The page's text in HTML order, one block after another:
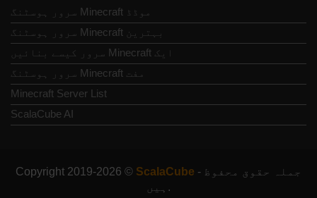
موڈڈ Minecraft سرور ہوسٹنگ
ایک Minecraft سرور کیسے بنائیں
مفت Minecraft سرور ہوسٹنگ
Minecraft Server List
ScalaCube AI
Copyright 2019-2026 © ScalaCube - جملہ حقوق محفوظ
ہیں.